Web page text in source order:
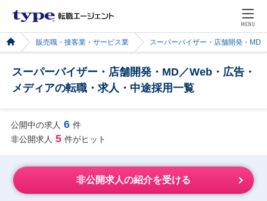
MENU
販売職・接客業・サービス業 スーパーバイザー・店舗開発・MD
スーパーバイザー・店舗開発・MD／Web・広告・
メディアの転職・求人・中途採用一覧
公開中の求人 6 件
非公開求人 5 件がヒット
非公開求人の紹介を受ける